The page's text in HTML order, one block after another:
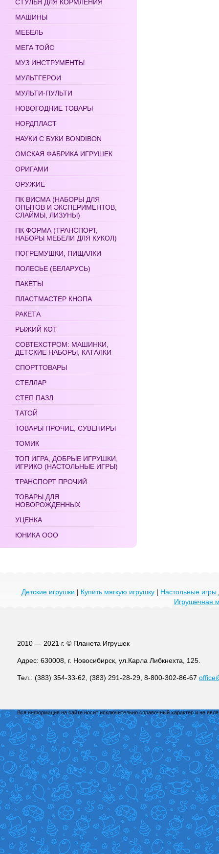
СТУЛЬЯ ДЛЯ КОРМЛЕНИЯ
МАШИНЫ
МЕБЕЛЬ
МЕГА ТОЙС
МУЗ ИНСТРУМЕНТЫ
МУЛЬТГЕРОИ
МУЛЬТИ-ПУЛЬТИ
НОВОГОДНИЕ ТОВАРЫ
НОРДПЛАСТ
НАУКИ С БУКИ BONDIBON
ОМСКАЯ ФАБРИКА ИГРУШЕК
ОРИГАМИ
ОРУЖИЕ
ПК ВИСМА (НАБОРЫ ДЛЯ
ОПЫТОВ И ЭКСПЕРИМЕНТОВ,
СЛАЙМЫ, ЛИЗУНЫ)
ПК ФОРМА (ТРАНСПОРТ,
НАБОРЫ МЕБЕЛИ ДЛЯ КУКОЛ)
ПОГРЕМУШКИ, ПИЩАЛКИ
ПОЛЕСЬЕ (БЕЛАРУСЬ)
ПАКЕТЫ
ПЛАСТМАСТЕР КНОПА
РАКЕТА
РЫЖИЙ КОТ
СОВТЕХСТРОМ: МАШИНКИ,
ДЕТСКИЕ НАБОРЫ, КАТАЛКИ
СПОРТТОВАРЫ
СТЕЛЛАР
СТЕП ПАЗЛ
ТАТОЙ
ТОВАРЫ ПРОЧИЕ, СУВЕНИРЫ
ТОМИК
ТОП ИГРА, ДОБРЫЕ ИГРУШКИ,
ИГРИКО (НАСТОЛЬНЫЕ ИГРЫ)
ТРАНСПОРТ ПРОЧИЙ
ТОВАРЫ ДЛЯ
НОВОРОЖДЕННЫХ
УЦЕНКА
ЮНИКА ООО
Детские игрушки | Купить мягкую игрушку | Настольные игры
Игрушечная
2010 — 2021 г. © Планета Игрушек
Адрес: 630008, г. Новосибирск, ул.Карла Либкнехта, 125.
Тел.: (383) 354-33-62, (383) 291-28-29, 8-800-302-86-67
Вся информация на сайте носит исключительно справочный характер и не